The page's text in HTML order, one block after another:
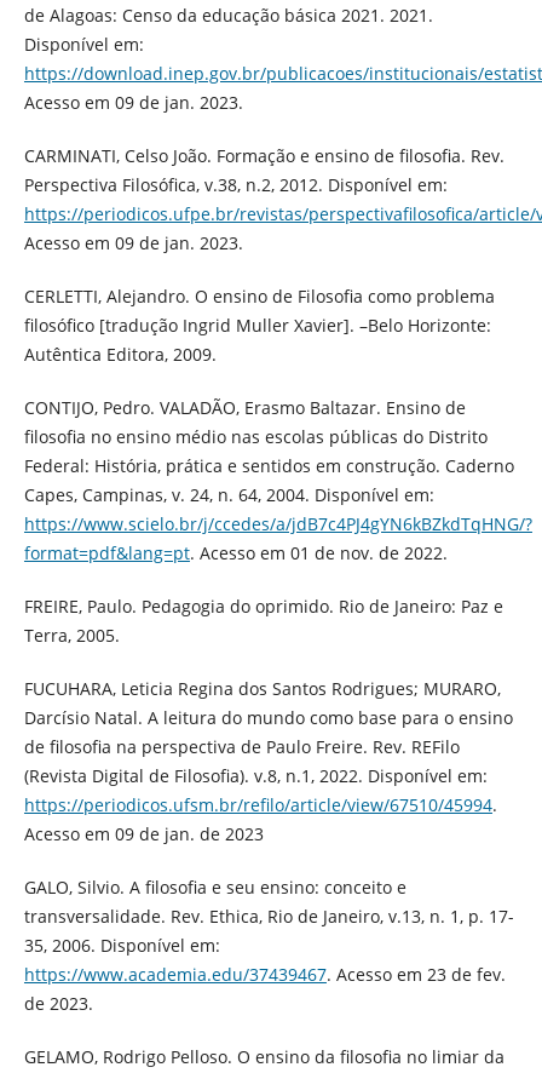
de Alagoas: Censo da educação básica 2021. 2021.
Disponível em:
https://download.inep.gov.br/publicacoes/institucionais/
Acesso em 09 de jan. 2023.
CARMINATI, Celso João. Formação e ensino de filosofia. Rev.
Perspectiva Filosófica, v.38, n.2, 2012. Disponível em:
https://periodicos.ufpe.br/revistas/perspectivafilosofica/article/
Acesso em 09 de jan. 2023.
CERLETTI, Alejandro. O ensino de Filosofia como problema
filosófico [tradução Ingrid Muller Xavier]. –Belo Horizonte:
Autêntica Editora, 2009.
CONTIJO, Pedro. VALADÃO, Erasmo Baltazar. Ensino de
filosofia no ensino médio nas escolas públicas do Distrito
Federal: História, prática e sentidos em construção. Caderno
Capes, Campinas, v. 24, n. 64, 2004. Disponível em:
https://www.scielo.br/j/ccedes/a/jdB7c4PJ4gYN6kBZkdTqHNG/?
format=pdf&lang=pt. Acesso em 01 de nov. de 2022.
FREIRE, Paulo. Pedagogia do oprimido. Rio de Janeiro: Paz e
Terra, 2005.
FUCUHARA, Leticia Regina dos Santos Rodrigues; MURARO,
Darcísio Natal. A leitura do mundo como base para o ensino
de filosofia na perspectiva de Paulo Freire. Rev. REFilo
(Revista Digital de Filosofia). v.8, n.1, 2022. Disponível em:
https://periodicos.ufsm.br/refilo/article/view/67510/45994.
Acesso em 09 de jan. de 2023
GALO, Silvio. A filosofia e seu ensino: conceito e
transversalidade. Rev. Ethica, Rio de Janeiro, v.13, n. 1, p. 17-
35, 2006. Disponível em:
https://www.academia.edu/37439467. Acesso em 23 de fev.
de 2023.
GELAMO, Rodrigo Pelloso. O ensino da filosofia no limiar da